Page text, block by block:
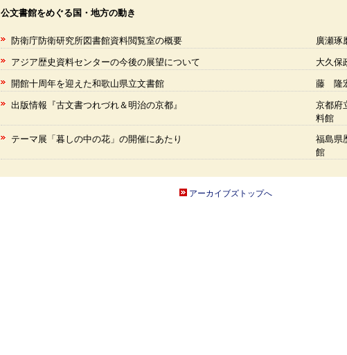
公文書館をめぐる国・地方の動き
防衛庁防衛研究所図書館資料閲覧室の概要 廣瀬琢
アジア歴史資料センターの今後の展望について 大久保
開館十周年を迎えた和歌山県立文書館 藤 隆
出版情報『古文書つれづれ＆明治の京都』
京都府
料館
テーマ展「暮しの中の花」の開催にあたり
福島県
館
アーカイブズトップへ